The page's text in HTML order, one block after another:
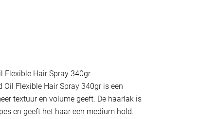
Flexible Hair Spray 340gr
Oil Flexible Hair Spray 340gr is een
textuur en volume geeft. De haarlak is
en geeft het haar een medium hold.